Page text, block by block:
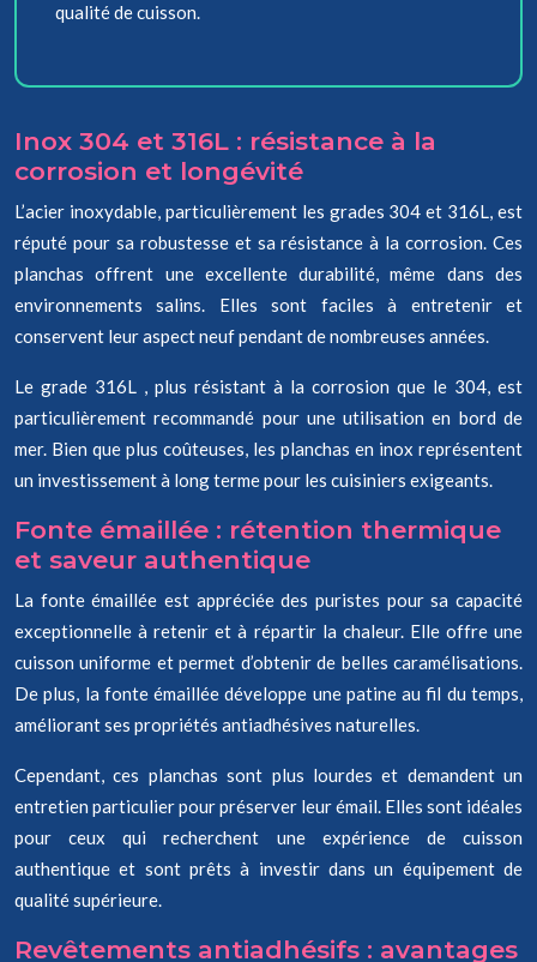
qualité de cuisson.
Inox 304 et 316L : résistance à la
corrosion et longévité
L’acier inoxydable, particulièrement les grades 304 et 316L, est
réputé pour sa robustesse et sa résistance à la corrosion. Ces
planchas offrent une excellente durabilité, même dans des
environnements salins. Elles sont faciles à entretenir et
conservent leur aspect neuf pendant de nombreuses années.
Le grade 316L , plus résistant à la corrosion que le 304, est
particulièrement recommandé pour une utilisation en bord de
mer. Bien que plus coûteuses, les planchas en inox représentent
un investissement à long terme pour les cuisiniers exigeants.
Fonte émaillée : rétention thermique
et saveur authentique
La fonte émaillée est appréciée des puristes pour sa capacité
exceptionnelle à retenir et à répartir la chaleur. Elle offre une
cuisson uniforme et permet d’obtenir de belles caramélisations.
De plus, la fonte émaillée développe une patine au fil du temps,
améliorant ses propriétés antiadhésives naturelles.
Cependant, ces planchas sont plus lourdes et demandent un
entretien particulier pour préserver leur émail. Elles sont idéales
pour ceux qui recherchent une expérience de cuisson
authentique et sont prêts à investir dans un équipement de
qualité supérieure.
Revêtements antiadhésifs : avantages